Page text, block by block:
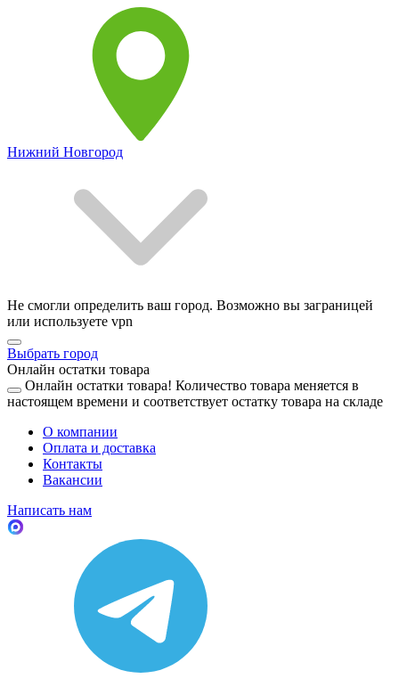
Нижний Новгород
Не смогли определить ваш город. Возможно вы заграницей
или используете vpn
Выбрать город
Онлайн остатки товара
Онлайн остатки товара! Количество товара меняется в
настоящем времени и соответствует остатку товара на складе
О компании
Оплата и доставка
Контакты
Вакансии
Написать нам